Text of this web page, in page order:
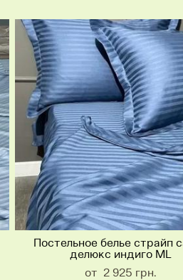
Постельное белье страйп
делюкс индиго ML
от 2 925 грн.